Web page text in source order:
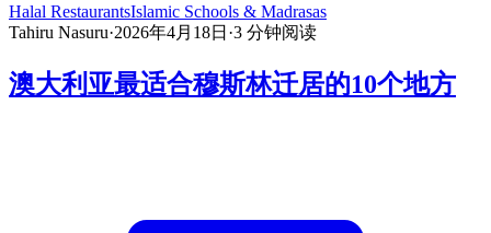
Halal RestaurantsIslamic Schools & Madrasas
Tahiru Nasuru·2026年4月18日 ·3 分钟阅读
澳大利亚最适合穆斯林迁居的10个地方